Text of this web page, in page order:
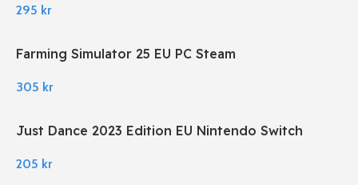
295 kr
Farming Simulator 25 EU PC Steam
305 kr
Just Dance 2023 Edition EU Nintendo Switch
205 kr